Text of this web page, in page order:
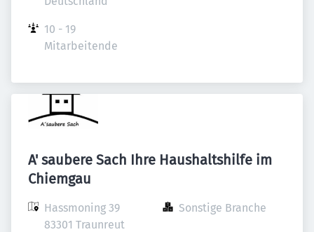
10 - 19
Mitarbeitende
A' saubere Sach Ihre Haushaltshilfe im
Chiemgau
Hassmoning 39
83301 Traunreut
Sonstige Branche